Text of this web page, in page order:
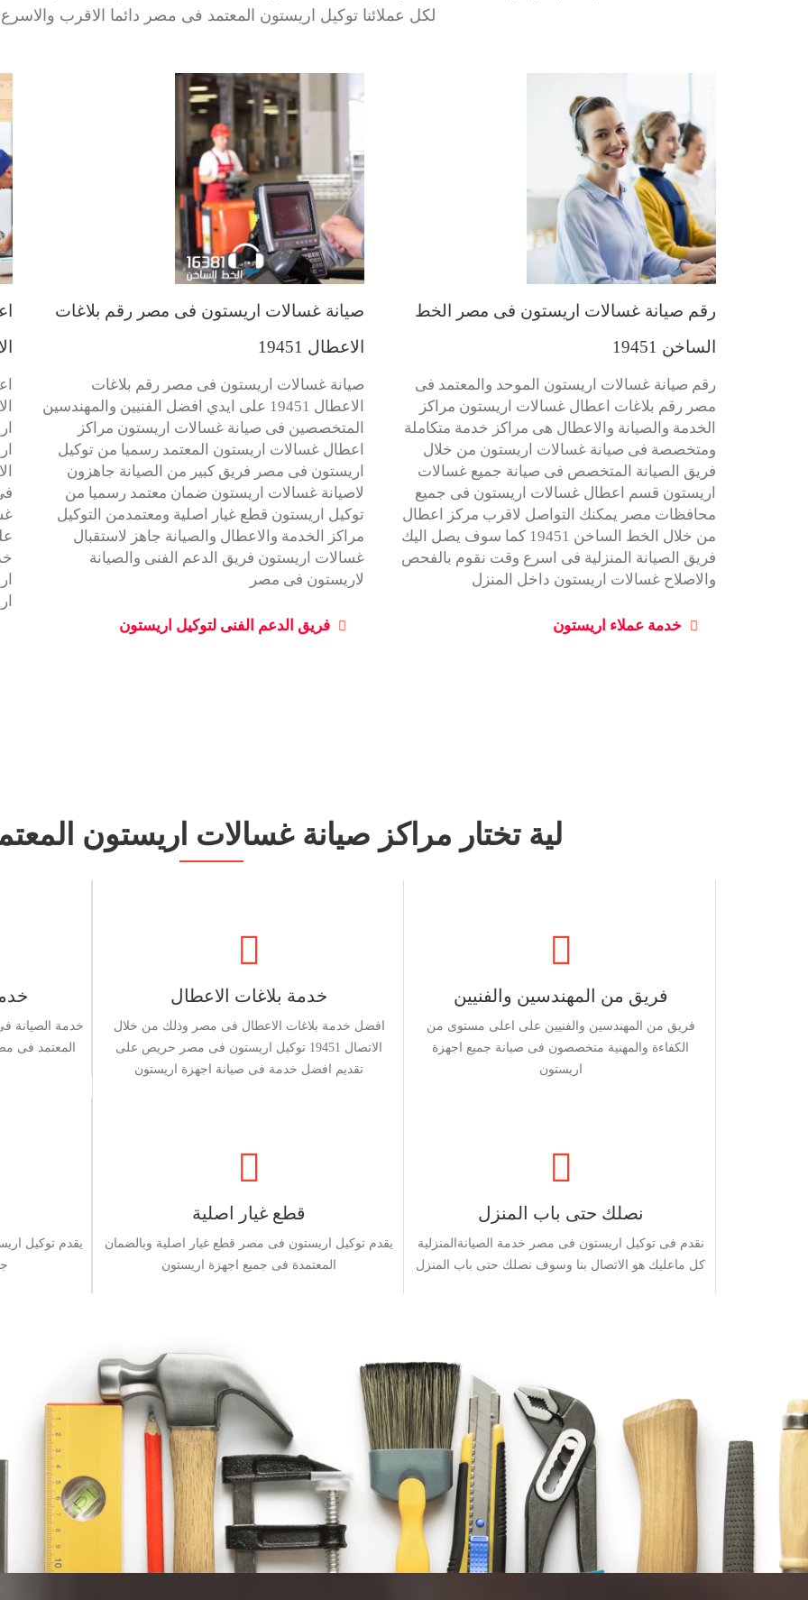
لكل عملائنا توكيل اريستون المعتمد فى مصر دائما الاقرب
رقم صيانة غسالات اريستون فى مصر الخط
الساخن 19451
رقم صيانة غسالات اريستون الموحد والمعتمد فى
مصر رقم بلاغات اعطال غسالات اريستون مراكز
الخدمة والصيانة والاعطال هى مراكز خدمة متكاملة
ومتخصصة فى صيانة غسالات اريستون من خلال
فريق الصيانة المتخصص فى صيانة جميع غسالات
اريستون قسم اعطال غسالات اريستون فى جميع
محافظات مصر يمكنك التواصل لاقرب مركز اعطال
من خلال الخط الساخن 19451 كما سوف يصل اليك
فريق الصيانة المنزلية فى اسرع وقت نقوم بالفحص
والاصلاح غسالات اريستون داخل المنزل
صيانة غسالات اريستون فى مصر رقم بلاغات
الاعطال 19451
صيانة غسالات اريستون فى مصر رقم بلاغات
الاعطال 19451 على ايدي افضل الفنيين والمهندسين
المتخصصين فى صيانة غسالات اريستون مراكز
اعطال غسالات اريستون المعتمد رسميا من توكيل
اريستون فى مصر فريق كبير من الصيانة جاهزون
لاصيانة غسالات اريستون ضمان معتمد رسميا من
توكيل اريستون قطع غيار اصلية ومعتمدمن التوكيل
مراكز الخدمة والاعطال والصيانة جاهز لاستقبال
غسالات اريستون فريق الدعم الفنى والصيانة
لاريستون فى مصر
لية تختار مراكز صيانة غسالات اريستون
فريق من المهندسين والفنيين
فريق من المهندسين والفنيين على اعلى مستوى من
الكفاءة والمهنية متخصصون فى صيانة جميع اجهزة
اريستون
خدمة بلاغات الاعطال
افضل خدمة بلاغات الاعطال فى مصر وذلك من خلال
الاتصال 19451 توكيل اريستون فى مصر حريص على
تقديم افضل خدمة فى صيانة اجهزة اريستون
خدمة الصيانة
المعتمد فى
نصلك حتى باب المنزل
نقدم فى توكيل اريستون فى مصر خدمة الصيانةالمنزلية
كل ماعليك هو الاتصال بنا وسوف نصلك حتى باب المنزل
قطع غيار اصلية
يقدم توكيل اريستون فى مصر قطع غيار اصلية وبالضمان
المعتمدة فى جميع اجهزة اريستون
يقدم توكيل